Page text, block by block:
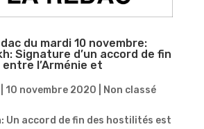
du mardi 10 novembre:
Signature d’un accord de fin
l’Arménie et
10 novembre 2020 Non classé
Un accord de fin des hostilités est